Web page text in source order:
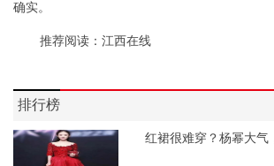
确实。
推荐阅读： 江西在线
排行榜
红裙很难穿？杨幂大气